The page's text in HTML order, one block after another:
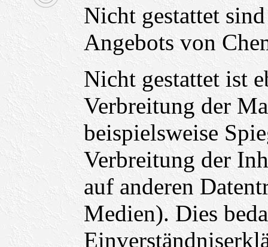
Nicht gestattet
Angebots von
Nicht gestattet ist
Verbreitung der
beispielsweise
Verbreitung der
auf anderen
Medien). Dies